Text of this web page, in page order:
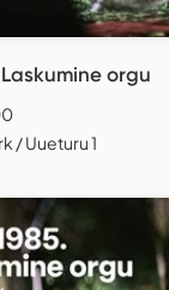
orgu
/ Uueturu 1